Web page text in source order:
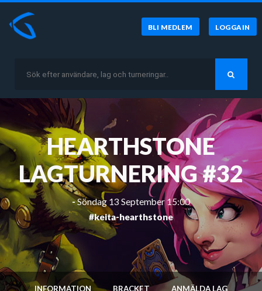
BLI MEDLEM LOGGA IN
HEARTHSTONE
LAGTURNERING #32
-Söndag 13 September 15:00
#keita-hearthstone
INFORMATION BRACKET ANMÄLDA LAG